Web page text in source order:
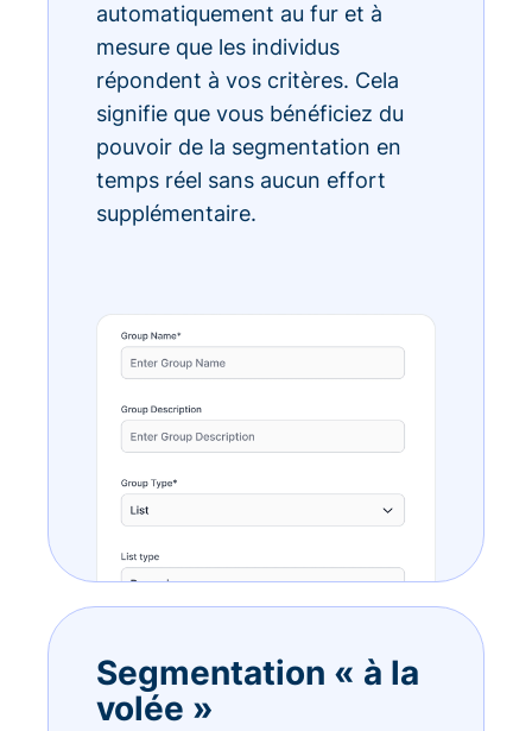
automatiquement au fur et à
mesure que les individus
répondent à vos critères. Cela
signifie que vous bénéficiez du
pouvoir de la segmentation en
temps réel sans aucun effort
supplémentaire.
Segmentation « à la
volée »